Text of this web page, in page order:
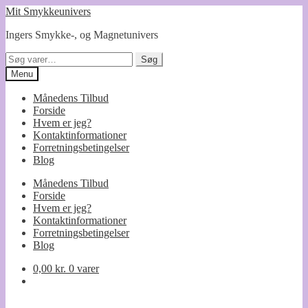
Spring
navigation
Spring
indhold
Mit Smykkeunivers
Ingers Smykke-, og Magnetunivers
Søg
efter:
Søg
Menu
Månedens Tilbud
Forside
Hvem er jeg?
Kontaktinformationer
Forretningsbetingelser
Blog
Månedens Tilbud
Forside
Hvem er jeg?
Kontaktinformationer
Forretningsbetingelser
Blog
0,00 kr. 0 varer